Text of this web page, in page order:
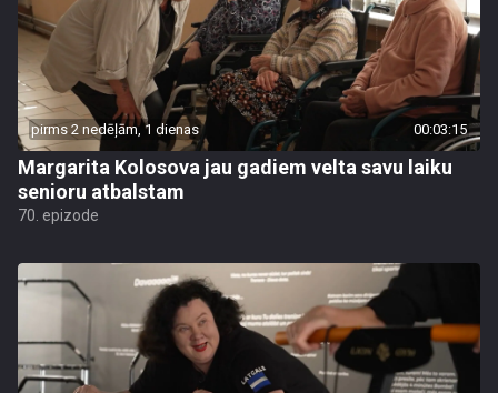
pirms 2 nedēļām, 1 dienas 00:03:15
Margarita Kolosova jau gadiem velta savu laiku
senioru atbalstam
70. epizode